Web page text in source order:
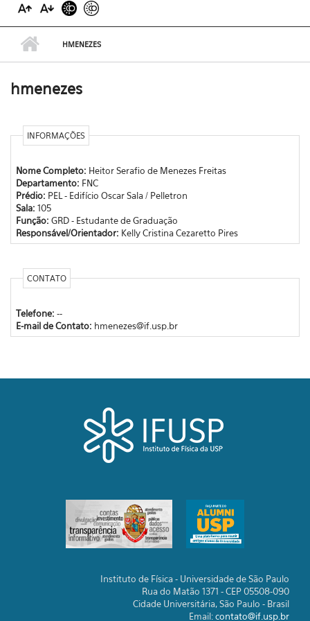
HMENEZES
hmenezes
INFORMAÇÕES
Nome Completo: Heitor Serafio de Menezes Freitas
Departamento: FNC
Prédio: PEL - Edifício Oscar Sala / Pelletron
Sala: 105
Função: GRD - Estudante de Graduação
Responsável/Orientador: Kelly Cristina Cezaretto Pires
CONTATO
Telefone: --
E-mail de Contato: hmenezes@if.usp.br
Instituto de Física - Universidade de São Paulo
Rua do Matão 1371 - CEP 05508-090
Cidade Universitária, São Paulo - Brasil
Email:contato@if.usp.br